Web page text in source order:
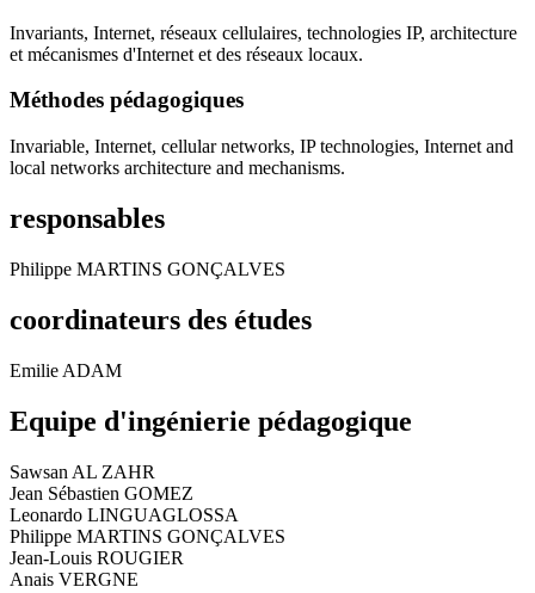
Invariants, Internet, réseaux cellulaires, technologies IP, architecture
et mécanismes d'Internet et des réseaux locaux.
Méthodes pédagogiques
Invariable, Internet, cellular networks, IP technologies, Internet and
local networks architecture and mechanisms.
responsables
Philippe MARTINS GONÇALVES
coordinateurs des études
Emilie ADAM
Equipe d'ingénierie pédagogique
Sawsan AL ZAHR
Jean Sébastien GOMEZ
Leonardo LINGUAGLOSSA
Philippe MARTINS GONÇALVES
Jean-Louis ROUGIER
Anais VERGNE